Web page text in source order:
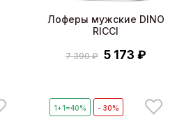
Лоферы мужские DINO
RICCI
7 390 ₽ 5 173 ₽
1+1=40% - 30%